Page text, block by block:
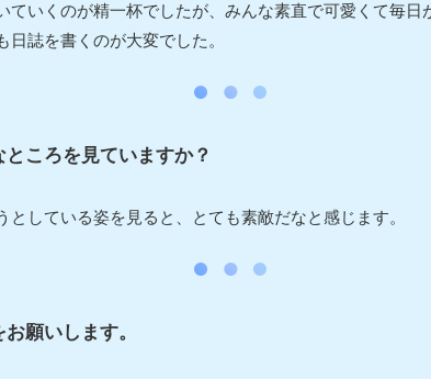
いくのが精一杯でしたが、みんな素直で可愛くて毎日
誌を書くのが大変でした。
ころを見ていますか？
している姿を見ると、とても素敵だなと感じます。
願いします。